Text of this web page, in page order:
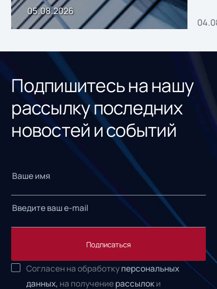
05.08.2026
Подпишитесь на нашу
рассылку последних
новостей и событий
Подписаться
Согласен на обработкуперсональных
данных, на получениерассылоки